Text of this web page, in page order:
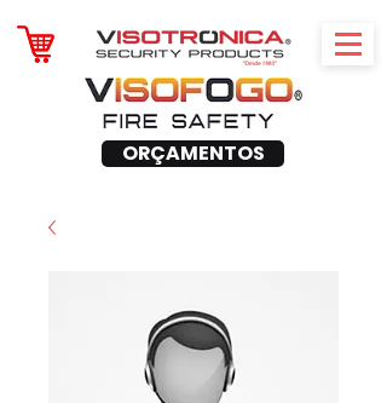
ORÇAMENTOS